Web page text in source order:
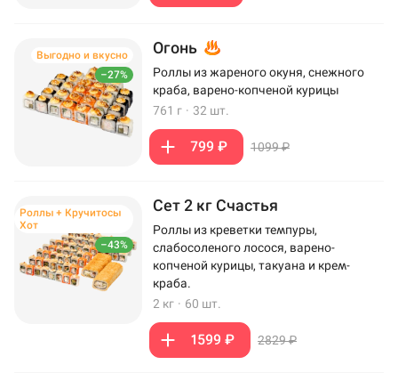
–27%
Выгодно и вкусно Огонь
Роллы из жареного окуня, снежного
краба, варено-копченой курицы
761 г · 32 шт.
799 ₽ 1099 ₽
–43%
Роллы + Кручитосы
Хот
Сет 2 кг Счастья
Роллы из креветки темпуры,
слабосоленого лосося, варено-
копченой курицы, такуана и крем-
краба.
2 кг · 60 шт.
1599 ₽ 2829 ₽